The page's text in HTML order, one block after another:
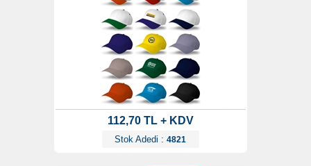
112,70 TL + KDV
Stok Adedi : 4821